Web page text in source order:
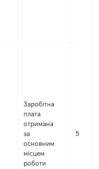
Заробітна
плата
отримана
за
основним
місцем
роботи
59028